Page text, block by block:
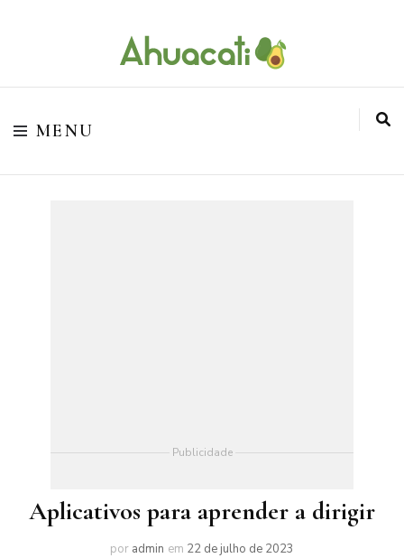
Ahuacati
O melhor da Internet em um só lugar
MENU
Publicidade
Aplicativos para aprender a dirigir
por admin em 22 de julho de 2023